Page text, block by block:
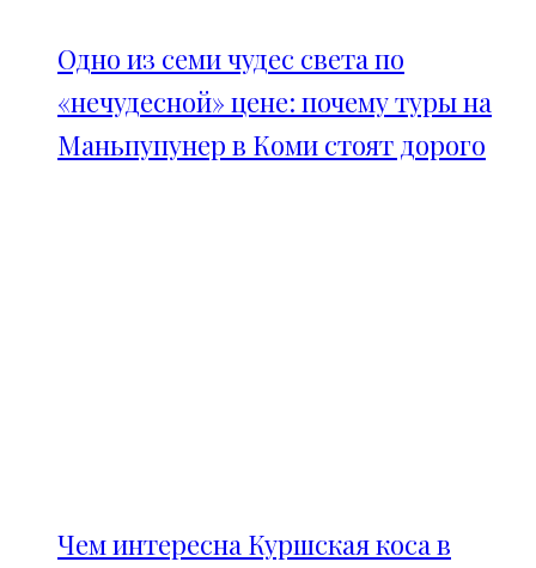
Одно из семи чудес света по
«нечудесной» цене: почему туры на
Маньпупунер в Коми стоят дорого
Чем интересна Куршская коса в